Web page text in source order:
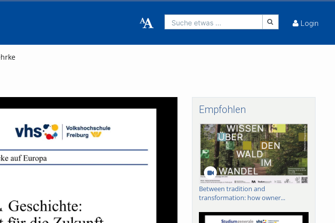
Suche etwas ... Login
Empfohlen
Between tradition and
transformation: how owner...